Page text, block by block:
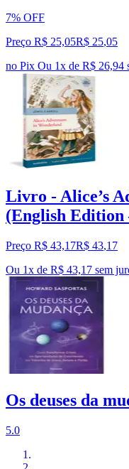
7% OFF
Preço R$ 25,05R$ 25,05
no Pix Ou 1x de R$ 26,94
Livro - Alice’s
(English Edition
Preço R$ 43,17R$ 43,17
Ou 1x de R$ 43,17 sem
Os deuses da
5.0